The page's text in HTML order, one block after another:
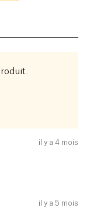
il y a 4 mois
il y a 5 mois